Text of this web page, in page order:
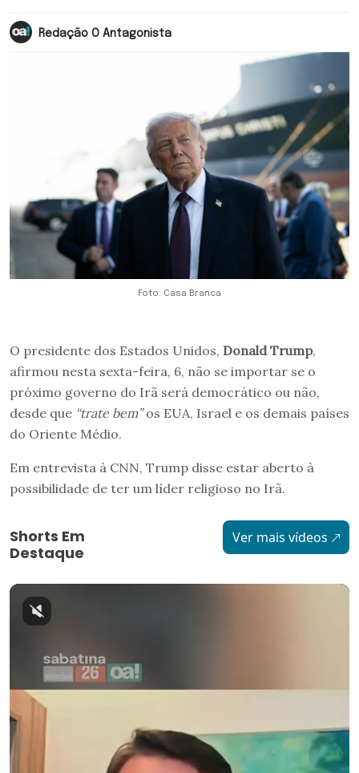
Redação O Antagonista
Foto: Casa Branca
O presidente dos Estados Unidos, Donald Trump,
afirmou nesta sexta-feira, 6, não se importar se o
próximo governo do Irã será democrático ou não,
desde que “trate bem”os EUA, Israel e os demais países
do Oriente Médio.
Em entrevista à CNN, Trump disse estar aberto à
possibilidade de ter um líder religioso no Irã.
Shorts Em
Destaque
Ver mais vídeos